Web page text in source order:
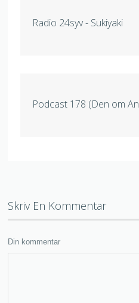
Radio 24syv - Sukiyaki
Podcast 178 (Den om
Skriv En Kommentar
Din kommentar